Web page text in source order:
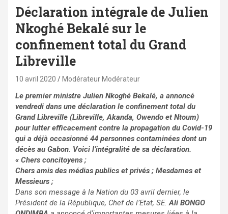
Déclaration intégrale de Julien
Nkoghé Bekalé sur le
confinement total du Grand
Libreville
10 avril 2020 Modérateur Modérateur
Le premier ministre Julien Nkoghé Bekalé, a annoncé
vendredi dans une déclaration le confinement total du
Grand Libreville (Libreville, Akanda, Owendo et Ntoum)
pour lutter efficacement contre la propagation du Covid-19
qui a déjà occasionné 44 personnes contaminées dont un
décès au Gabon. Voici l’intégralité de sa déclaration.
« Chers concitoyens ;
Chers amis des médias publics et privés ; Mesdames et
Messieurs ;
Dans son message à la Nation du 03 avril dernier, le
Président de la République, Chef de l’Etat, SE.Ali BONGO